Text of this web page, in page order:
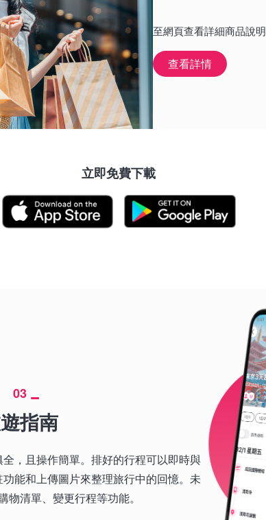
至網頁查看詳細商品說明
查看詳情
立即免費下載
03
指南
，且操作簡單。排好的行程可以即時與
能和上傳圖片來整理旅行中的回憶。未
物清單、變更行程等功能。